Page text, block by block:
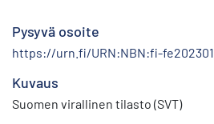
Pysyvä osoite
https://urn.fi/URN:NBN:fi-
Kuvaus
Suomen virallinen tilasto (SVT)